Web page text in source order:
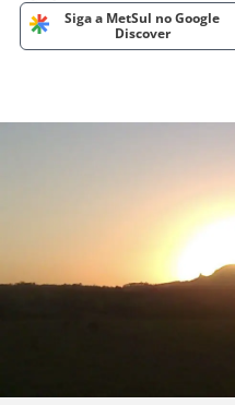
Siga a MetSul no Google
Discover